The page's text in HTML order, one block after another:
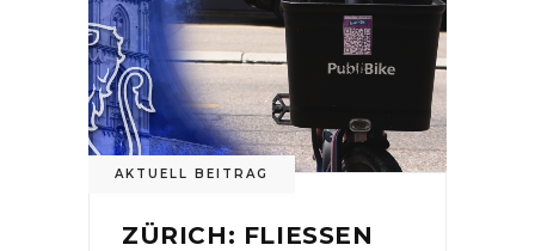
AKTUELL BEITRAG
ZÜRICH: FLIESSEN